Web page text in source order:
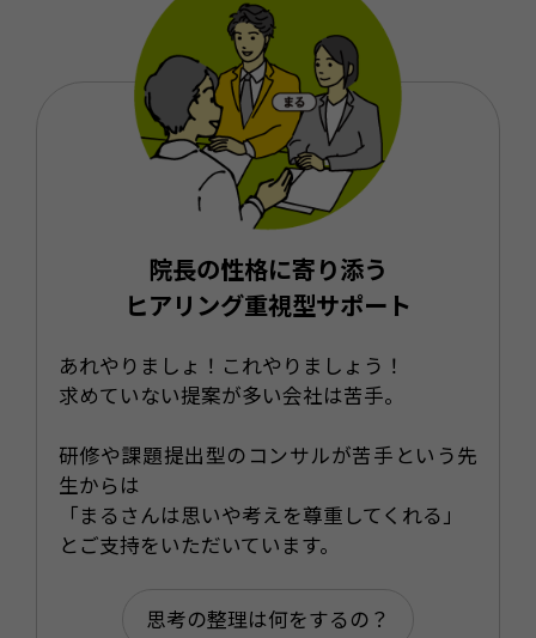
院長の性格に寄り添う
ヒアリング重視型サポート
あれやりましょ！これやりましょう！
求めていない提案が多い会社は苦手。
研修や課題提出型のコンサルが苦手という先
生からは
「まるさんは思いや考えを尊重してくれる」
とご支持をいただいています。
思考の整理は何をするの？